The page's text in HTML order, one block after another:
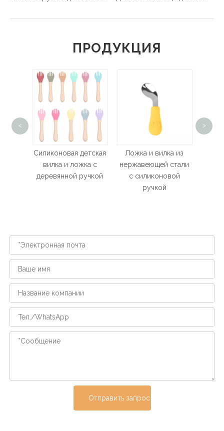
ПРОДУКЦИЯ
Силиконовая детская
вилка и ложка с
деревянной ручкой
Ложка и вилка из
нержавеющей стали
с силиконовой
ручкой
< >
Отправить запрос